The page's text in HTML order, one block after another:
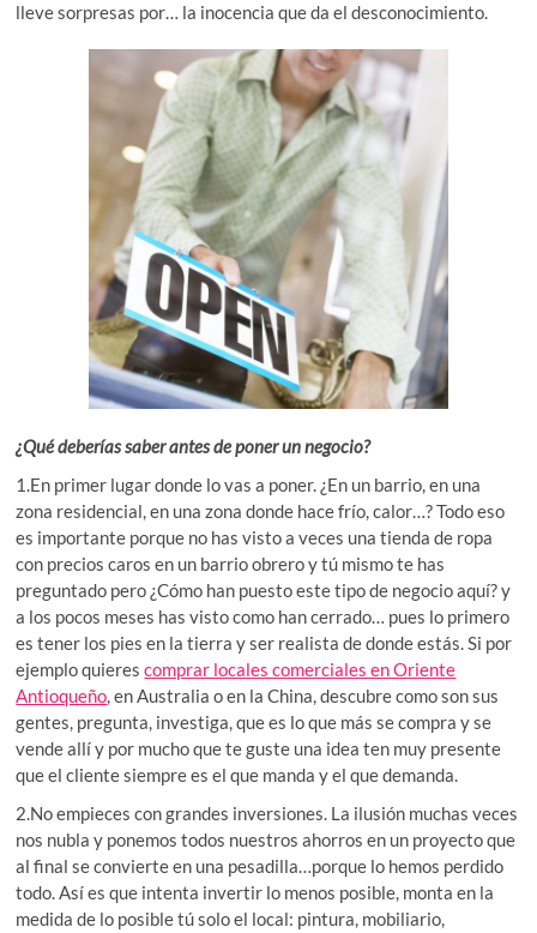
lleve sorpresas por… la inocencia que da el desconocimiento.
¿Qué deberías saber antes de poner un negocio?
1.En primer lugar donde lo vas a poner. ¿En un barrio, en una
zona residencial, en una zona donde hace frío, calor…? Todo eso
es importante porque no has visto a veces una tienda de ropa
con precios caros en un barrio obrero y tú mismo te has
preguntado pero ¿Cómo han puesto este tipo de negocio aquí? y
a los pocos meses has visto como han cerrado… pues lo primero
es tener los pies en la tierra y ser realista de donde estás. Si por
ejemplo quierescomprar locales comerciales en Oriente
Antioqueño, en Australia o en la China, descubre como son sus
gentes, pregunta, investiga, que es lo que más se compra y se
vende allí y por mucho que te guste una idea ten muy presente
que el cliente siempre es el que manda y el que demanda.
2.No empieces con grandes inversiones. La ilusión muchas veces
nos nubla y ponemos todos nuestros ahorros en un proyecto que
al final se convierte en una pesadilla…porque lo hemos perdido
todo. Así es que intenta invertir lo menos posible, monta en la
medida de lo posible tú solo el local: pintura, mobiliario,